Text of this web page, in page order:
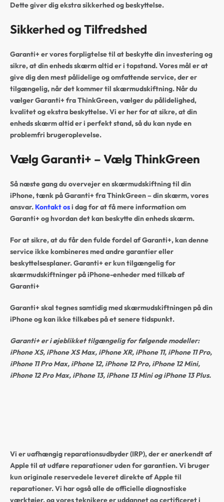
Dette giver dig ekstra sikkerhed og beskyttelse.
Sikkerhed og Tilfredshed
Garanti+ er vores forpligtelse til at beskytte din investering og
sikre, at din enheds skærm altid er i topstand. Vores mål er at
give dig den mest pålidelige og omfattende service, der er
tilgængelig, når det kommer til skærmudskiftning. Når du
vælger Garanti+ fra ThinkGreen, vælger du pålidelighed,
kvalitet og ekstra beskyttelse. Vi er her for at sikre, at din
enheds skærm altid er i perfekt stand, så du kan nyde en
problemfri brugeroplevelse.
Vælg Garanti+ – Vælg ThinkGreen
Så næste gang du overvejer en skærmudskiftning til din
iPhone, tænk på Garanti+ fra ThinkGreen – din skærm, vores
ansvar. Kontakt osi dag for at få mere information om
Garanti+ og hvordan det kan beskytte din enheds skærm.
For at sikre, at du får den fulde fordel af Garanti+, kan denne
service ikke kombineres med andre garantier eller
beskyttelsesplaner. Garanti+ er kun tilgængelig for
skærmudskiftninger på iPhone-enheder med tilkøb af
Garanti+
Garanti+ skal tegnes samtidig med skærmudskiftningen på din
iPhone og kan ikke tilkøbes på et senere tidspunkt.
Garanti+ er i øjeblikket tilgængelig for følgende modeller:
iPhone XS, iPhone XS Max, iPhone XR, iPhone 11, iPhone 11 Pro,
iPhone 11 Pro Max, iPhone 12, iPhone 12 Pro, iPhone 12 Mini,
iPhone 12 Pro Max, iPhone 13, iPhone 13 Mini og iPhone 13 Plus.
Vi er uafhængig reparationsudbyder (IRP), der er anerkendt af
Apple til at udføre reparationer uden for garantien. Vi bruger
kun originale reservedele leveret direkte af Apple til
reparationer. Vi har også alle de officielle diagnostiske
værktøjer, og vores teknikere er uddannet og certificeret i